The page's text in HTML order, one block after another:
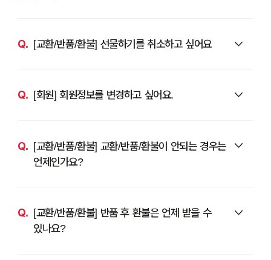
[교환/반품/환불] 선물하기를 취소하고 싶어요
[회원] 회원정보를 변경하고 싶어요.
[교환/반품/환불] 교환/반품/환불이 안되는 경우는
언제인가요?
[교환/반품/환불] 반품 후 환불은 언제 받을 수
있나요?